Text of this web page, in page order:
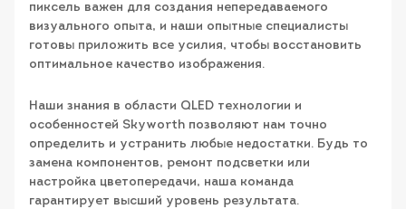
пиксель важен для создания непередаваемого
визуального опыта, и наши опытные специалисты
готовы приложить все усилия, чтобы восстановить
оптимальное качество изображения.
Наши знания в области QLED технологии и
особенностей Skyworth позволяют нам точно
определить и устранить любые недостатки. Будь то
замена компонентов, ремонт подсветки или
настройка цветопередачи, наша команда
гарантирует высший уровень результата.